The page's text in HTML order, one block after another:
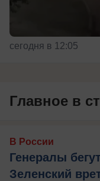
сегодня в 12:05
Главное в
В России
Генералы
Зеленский